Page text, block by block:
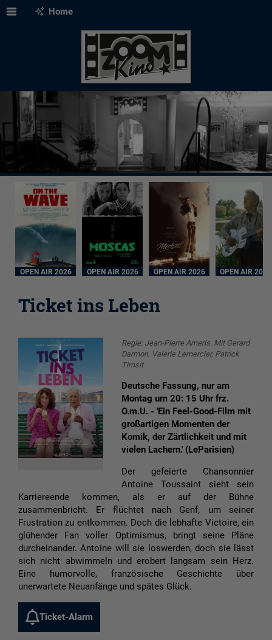
Home
OPEN AIR 2026 OPEN AIR 2026 OPEN AIR 2026 OPEN AIR 2026
Ticket ins Leben
Regie: Jean-Pierre Ameris. Mit Gerard
Darmon, Valerie Lemercier, Patrick
Timsit
Deutsche Fassung, nur am
Montag um 20: 15 Uhr frz.
O.m.U. - 'Ein Feel-Good-Film mit
großartigen Momenten der
Komik, der Zärtlichkeit und mit
vielen Lachern.' (LeParisien)
Der gefeierte Chansonnier
Antoine Toussaint sieht sein
Karriereende kommen, als er auf der Bühne
zusammenbricht. Er flüchtet nach Genf, um seiner
Frustration zu entkommen. Doch die lebhafte Victoire, ein
glühender Fan voller Optimismus, bringt seine Pläne
durcheinander. Antoine will sie loswerden, doch sie lässt
sich nicht abwimmeln und erobert langsam sein Herz.
Eine humorvolle, französische Geschichte über
unerwartete Neuanfänge und spätes Glück.
Ticket-Alarm